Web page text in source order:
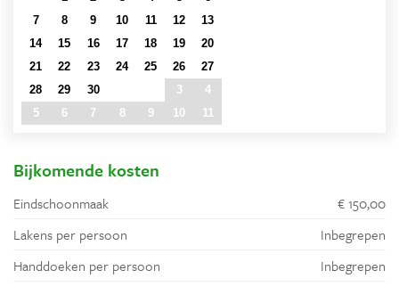
7
8 9 10 11 12
13
14
15 16 17 18 19
20
21
22 23 24 25 26
27
28
29 30 3
4
5
6 7 8 9 10 11
Bijkomende kosten
Eindschoonmaak
€ 150,00
Lakens per persoon
Inbegrepen
Handdoeken per persoon
Inbegrepen